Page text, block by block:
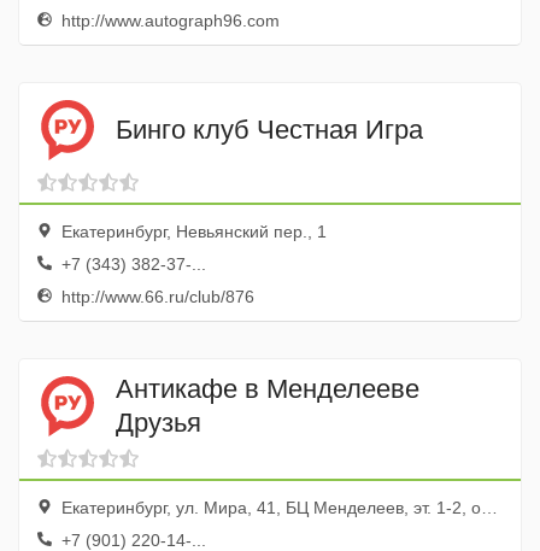
http://www.autograph96.com
Бинго клуб Честная Игра
Екатеринбург, Невьянский пер., 1
+7 (343) 382-37-...
http://www.66.ru/club/876
Антикафе в Менделееве
Друзья
Екатеринбург, ул. Мира, 41, БЦ Менделеев, эт. 1-2, оф. 14
+7 (901) 220-14-...